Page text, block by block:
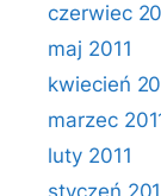
czerwiec
maj 2011
kwiecień
marzec
luty 2011
styczeń